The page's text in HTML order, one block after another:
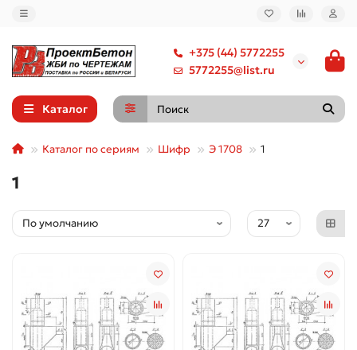
+375 (44) 5772255
5772255@list.ru
Каталог
Каталог по сериям Шифр Э 1708 1
1